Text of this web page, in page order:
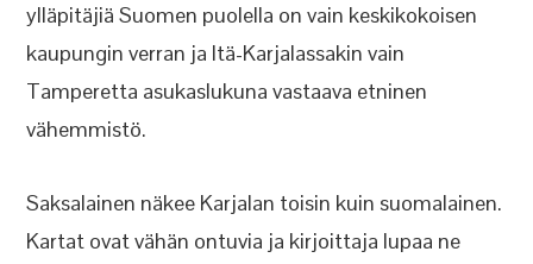
ylläpitäjiä Suomen puolella on vain keskikokoisen
kaupungin verran ja Itä-Karjalassakin vain
Tamperetta asukaslukuna vastaava etninen
vähemmistö.
Saksalainen näkee Karjalan toisin kuin suomalainen.
Kartat ovat vähän ontuvia ja kirjoittaja lupaa ne